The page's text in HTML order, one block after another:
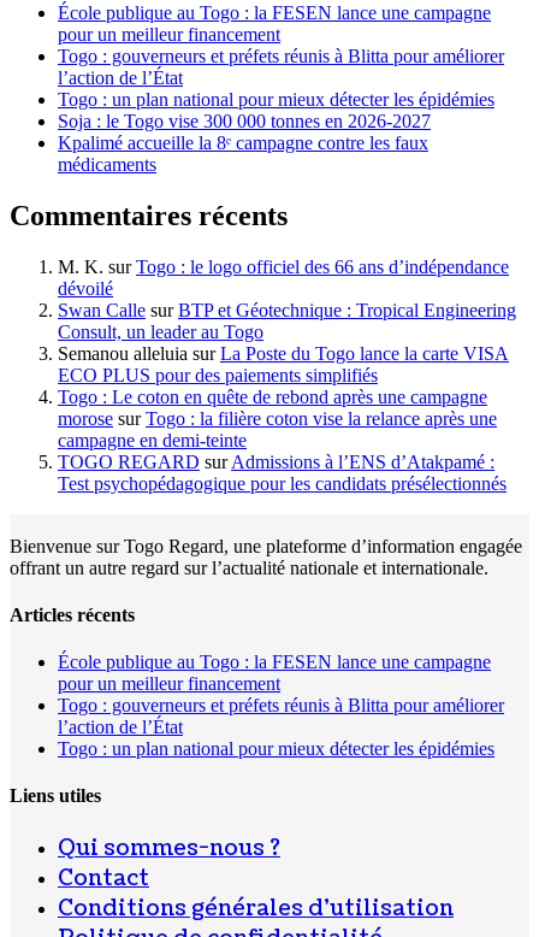
École publique au Togo : la FESEN lance une campagne
pour un meilleur financement
Togo : gouverneurs et préfets réunis à Blitta pour améliorer
l’action de l’État
Togo : un plan national pour mieux détecter les épidémies
Soja : le Togo vise 300 000 tonnes en 2026-2027
Kpalimé accueille la 8ᵉ campagne contre les faux
médicaments
Commentaires récents
M. K. surTogo : le logo officiel des 66 ans d’indépendance
dévoilé
Swan Calle surBTP et Géotechnique : Tropical Engineering
Consult, un leader au Togo
Semanou alleluia surLa Poste du Togo lance la carte VISA
ECO PLUS pour des paiements simplifiés
Togo : Le coton en quête de rebond après une campagne
morose surTogo : la filière coton vise la relance après une
campagne en demi-teinte
TOGO REGARD surAdmissions à l’ENS d’Atakpamé :
Test psychopédagogique pour les candidats présélectionnés
Bienvenue sur Togo Regard, une plateforme d’information engagée
offrant un autre regard sur l’actualité nationale et internationale.
Articles récents
École publique au Togo : la FESEN lance une campagne
pour un meilleur financement
Togo : gouverneurs et préfets réunis à Blitta pour améliorer
l’action de l’État
Togo : un plan national pour mieux détecter les épidémies
Liens utiles
Qui sommes-nous ?
Contact
Conditions générales d’utilisation